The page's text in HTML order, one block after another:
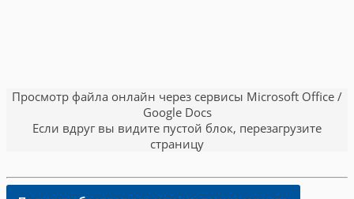
Просмотр файла онлайн через сервисы Microsoft Office /
Google Docs
Если вдруг вы видите пустой блок, перезагрузите
страницу